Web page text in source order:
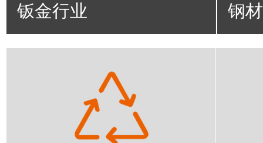
钣金行业 钢